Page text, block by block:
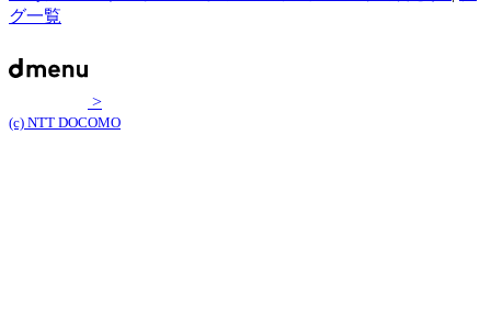
グ一覧
>
(c) NTT DOCOMO